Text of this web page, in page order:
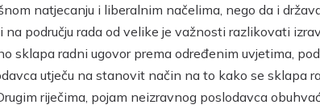
natjecanju i liberalnim načelima, nego da i
području rada od velike je važnosti razlikovati
sklapa radni ugovor prema određenim uvjetima,
utječu na stanovit način na to kako se sklapa
riječima, pojam neizravnog poslodavca